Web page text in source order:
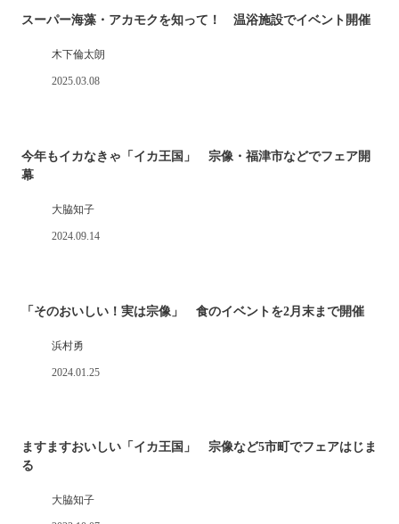
スーパー海藻・アカモクを知って！ 温浴施設でイベント開催
木下倫太朗
2025.03.08
今年もイカなきゃ「イカ王国」 宗像・福津市などでフェア開
幕
大脇知子
2024.09.14
「そのおいしい！実は宗像」 食のイベントを2月末まで開催
浜村勇
2024.01.25
ますますおいしい「イカ王国」 宗像など5市町でフェアはじま
る
大脇知子